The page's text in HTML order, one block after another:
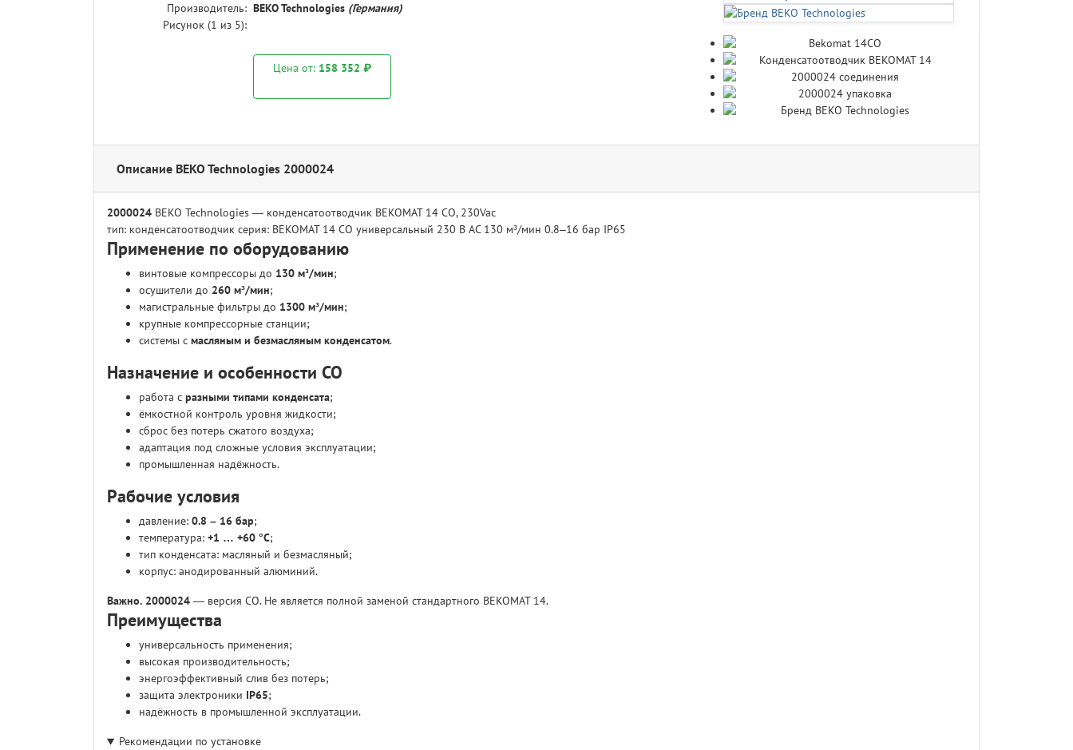
Производитель: BEKO Technologies (Германия)
Рисунок (1 из 5):
Цена от: 158 352 ₽
Описание BEKO Technologies 2000024
2000024 BEKO Technologies — конденсатоотводчик BEKOMAT 14 CO, 230Vac
тип: конденсатоотводчик серия: BEKOMAT 14 CO универсальный 230 В AC 130 м³/мин 0.8–16 бар IP65
Применение по оборудованию
винтовые компрессоры до 130 м³/мин;
осушители до 260 м³/мин;
магистральные фильтры до 1300 м³/мин;
крупные компрессорные станции;
системы с масляным и безмасляным конденсатом.
Назначение и особенности CO
работа с разными типами конденсата;
ёмкостной контроль уровня жидкости;
сброс без потерь сжатого воздуха;
адаптация под сложные условия эксплуатации;
промышленная надёжность.
Рабочие условия
давление: 0.8 – 16 бар;
температура: +1 … +60 °C;
тип конденсата: масляный и безмасляный;
корпус: анодированный алюминий.
Важно. 2000024 — версия CO. Не является полной заменой стандартного BEKOMAT 14.
Преимущества
универсальность применения;
высокая производительность;
энергоэффективный слив без потерь;
защита электроники IP65;
надёжность в промышленной эксплуатации.
Рекомендации по установке